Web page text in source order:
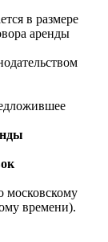
в размере
аренды
московскому
времени).